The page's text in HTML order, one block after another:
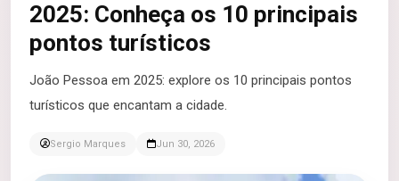
2025: Conheça os 10 principais
pontos turísticos
João Pessoa em 2025: explore os 10 principais pontos
turísticos que encantam a cidade.
Sergio Marques Jun 30, 2026